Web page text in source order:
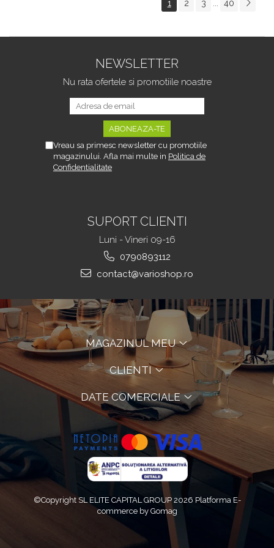
sau Portbagajului,
1 2 3 ... 40
NEWSLETTER
Nu rata ofertele si promotiile noastre
Vreau sa primesc newsletter cu promotiile
magazinului. Afla mai multe in Politica de
Confidentialitate
SUPORT CLIENTI
Luni - Vineri 09-16
0790893112
contact@varioshop.ro
MAGAZINUL MEU
CLIENTI
DATE COMERCIALE
©Copyright SL ELITE CAPITAL GROUP 2026 Platforma E-
commerce by Gomag